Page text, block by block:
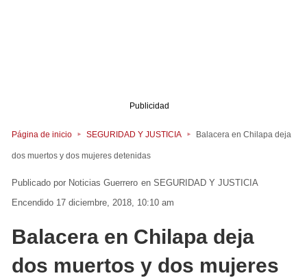
Publicidad
Página de inicio SEGURIDAD Y JUSTICIA Balacera en Chilapa deja
dos muertos y dos mujeres detenidas
Noticias Guerrero en SEGURIDAD Y JUSTICIA
Encendido 17 diciembre, 2018, 10:10 am
Balacera en Chilapa deja
dos muertos y dos mujeres